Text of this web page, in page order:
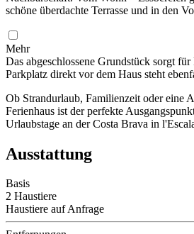
schöne überdachte Terrasse und in den
Mehr
Das abgeschlossene Grundstück sorgt
Parkplatz direkt vor dem Haus steht
Ob Strandurlaub, Familienzeit oder eine
Ferienhaus ist der perfekte
Urlaubstage an der Costa Brava in
Ausstattung
Basis
2 Haustiere
Haustiere auf Anfrage